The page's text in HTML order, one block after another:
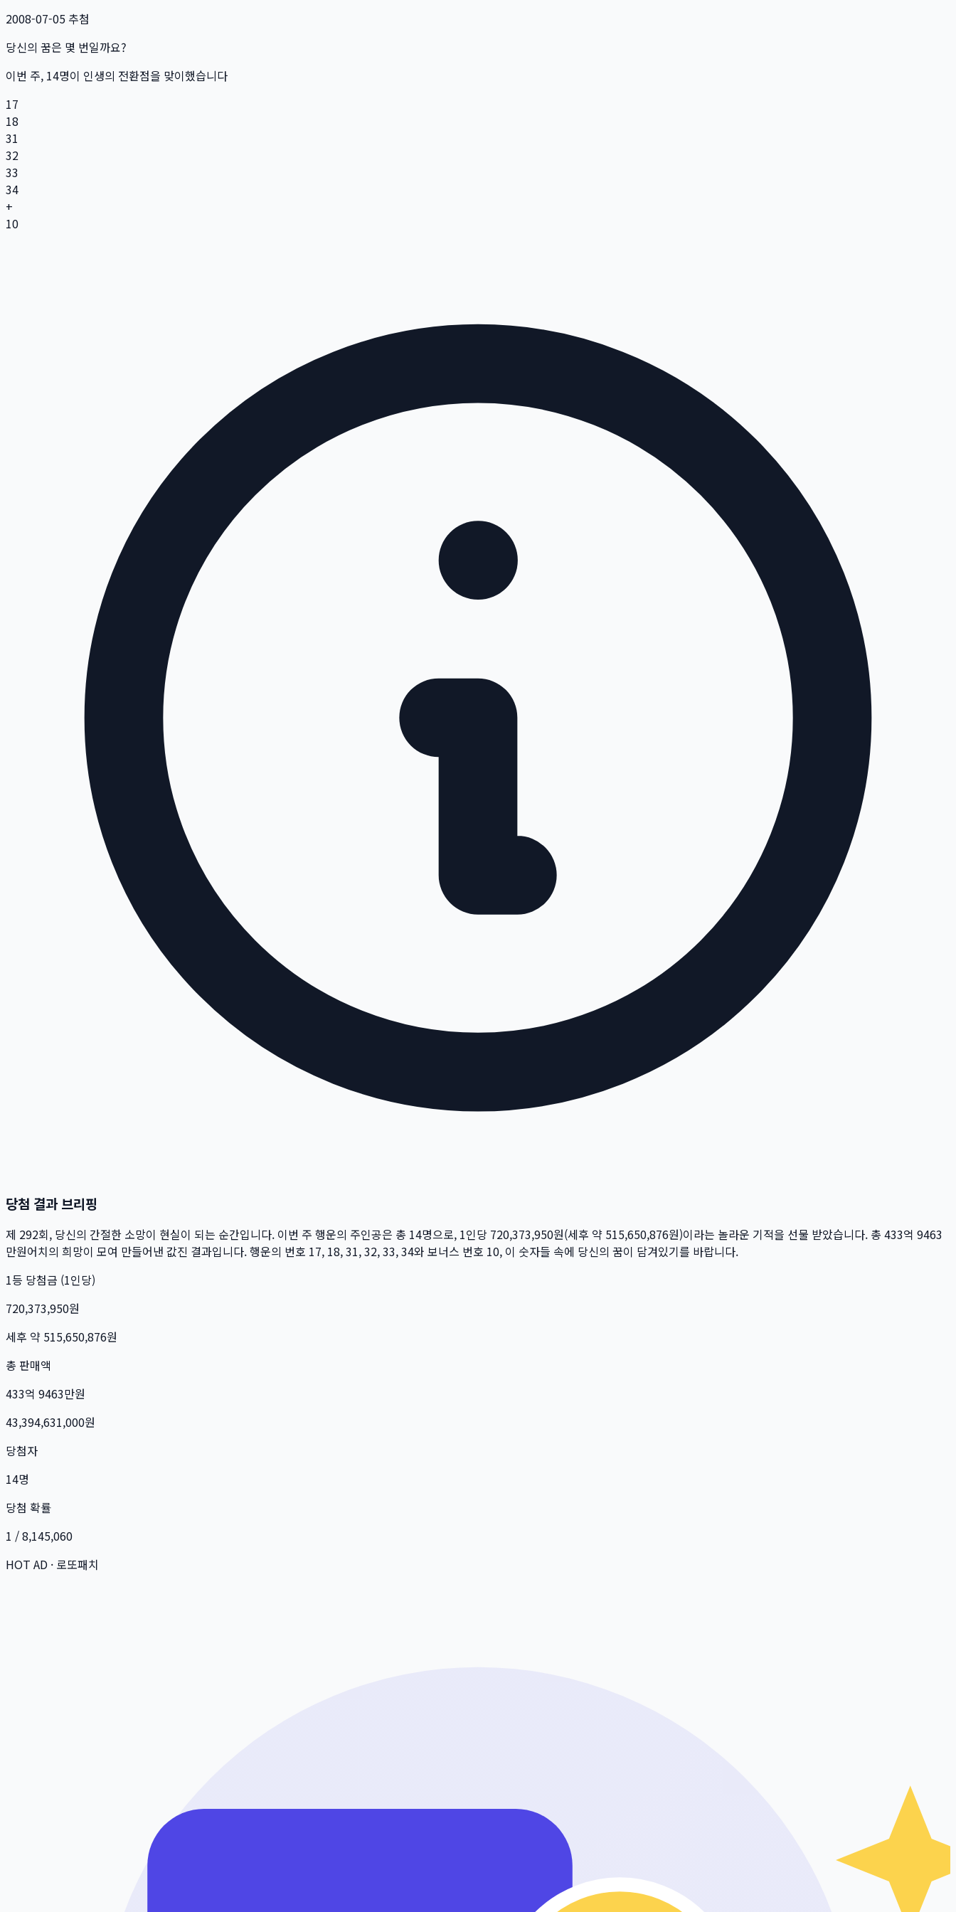
2008-07-05 추첨
당신의 꿈은 몇 번일까요?
이번 주, 14명이 인생의 전환점을 맞이했습니다
17
18
31
32
33
34
+
10
당첨 결과 브리핑
제 292회, 당신의 간절한 소망이 현실이 되는 순간입니다. 이번 주 행운의 주인공은 총 14명으로, 1인당 720,373,950원(세후 약 515,650,876원)이라는 놀라운 기적을 선물 받았습니다. 총 433억 9463
만원어치의 희망이 모여 만들어낸 값진 결과입니다. 행운의 번호 17, 18, 31, 32, 33, 34와 보너스 번호 10, 이 숫자들 속에 당신의 꿈이 담겨있기를 바랍니다.
1등 당첨금 (1인당)
720,373,950원
세후 약 515,650,876원
총 판매액
433억 9463만원
43,394,631,000원
당첨자
14명
당첨 확률
1 / 8,145,060
HOT AD · 로또패치